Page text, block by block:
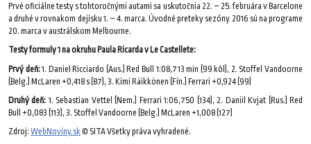
Prvé oficiálne testy s tohtoročnými autami sa uskutočnia 22. – 25. februára v Barcelone
a druhé v rovnakom dejisku 1. – 4. marca. Úvodné preteky sezóny 2016 sú na programe
20. marca v austrálskom Melbourne.
Testy formuly 1 na okruhu Paula Ricarda v Le Castellete:
Prvý deň:1. Daniel Ricciardo (Aus.) Red Bull 1:08,713 min (99 kôl), 2. Stoffel Vandoorne
(Belg.) McLaren +0,418 s (87), 3. Kimi Räikkönen (Fín.) Ferrari +0,924 (99)
Druhý deň: 1. Sebastian Vettel (Nem.) Ferrari 1:06,750 (134), 2. Daniil Kvjat (Rus.) Red
Bull +0,083 (113), 3. Stoffel Vandoorne (Belg.) McLaren +1,008 (127)
Zdroj: WebNoviny.sk© SITA Všetky práva vyhradené.